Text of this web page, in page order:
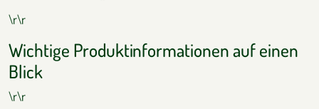
\r\r
Wichtige Produktinformationen auf einen
Blick
\r\r